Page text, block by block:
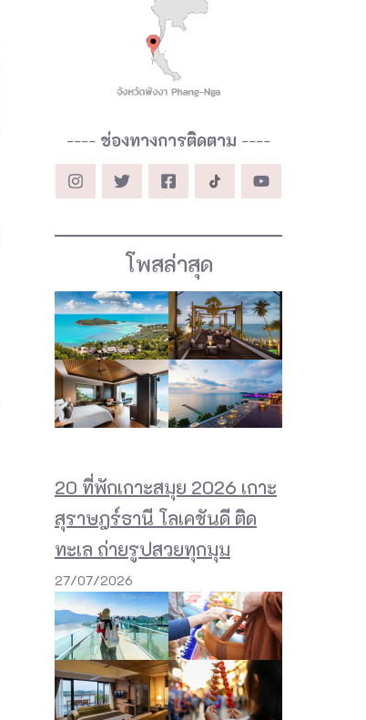
---- ช่องทางการติดตาม ----
โพสล่าสุด
20 ที่พักเกาะสมุย 2026 เกาะ
สุราษฎร์ธานี โลเคชันดี ติด
ทะเล ถ่ายรูปสวยทุกมุม
27/07/2026